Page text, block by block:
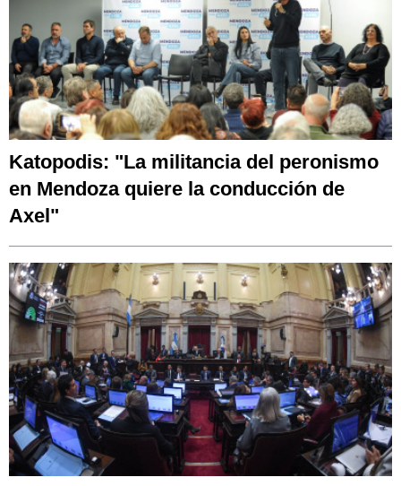
Katopodis: "La militancia del peronismo
en Mendoza quiere la conducción de
Axel"